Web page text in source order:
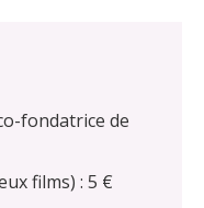
fondatrice de
films) : 5 €